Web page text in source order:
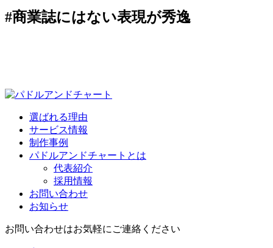
#商業誌にはない表現が秀逸
選ばれる理由
サービス情報
制作事例
パドルアンドチャートとは
代表紹介
採用情報
お問い合わせ
お知らせ
お問い合わせはお気軽にご連絡ください